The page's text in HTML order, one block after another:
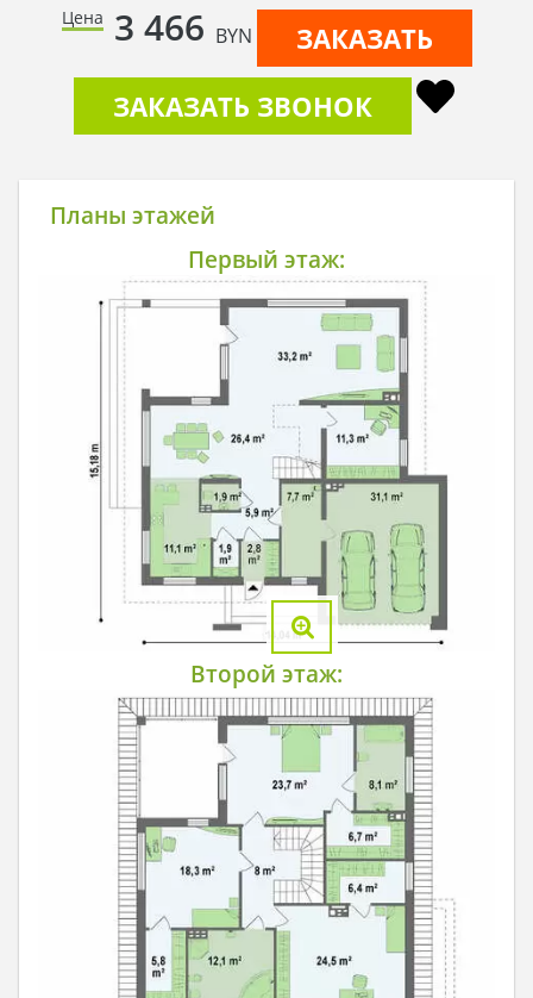
Цена 3 466 BYN
ЗАКАЗАТЬ
ЗАКАЗАТЬ ЗВОНОК
Планы этажей
Первый этаж:
Второй этаж: